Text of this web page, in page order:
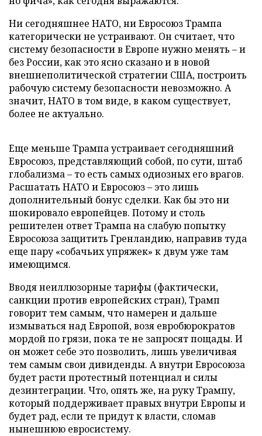
Ни сегодняшнее НАТО, ни Евросоюз Трампа
категорически не устраивают. Он считает, что
систему безопасности в Европе нужно менять – и
без России, как это ясно сказано и в новой
внешнеполитической стратегии США, построить
рабочую систему безопасности невозможно. А
значит, НАТО в том виде, в каком существует,
более не актуально.
Еще меньше Трампа устраивает сегодняшний
Евросоюз, представляющий собой, по сути, штаб
глобализма – то есть самых одиозных его врагов.
Расшатать НАТО и Евросоюз – это лишь
дополнительный бонус сделки. Как бы это ни
шокировало европейцев. Потому и столь
решителен ответ Трампа на слабую попытку
Евросоюза защитить Гренландию, направив туда
еще пару «собачьих упряжек» к двум уже там
имеющимся.
Вводя неиллюзорные тарифы (фактически,
санкции против европейских стран), Трамп
говорит тем самым, что намерен и дальше
измываться над Европой, возя евробюрократов
мордой по грязи, пока те не запросят пощады. И
он может себе это позволить, лишь увеличивая
тем самым свои дивиденды. А внутри Евросоюза
будет расти протестный потенциал и силы
дезинтеграции. Что, опять же, на руку Трампу,
который поддерживает правых внутри Европы и
будет рад, если те придут к власти, сломав
нынешнюю евросистему.